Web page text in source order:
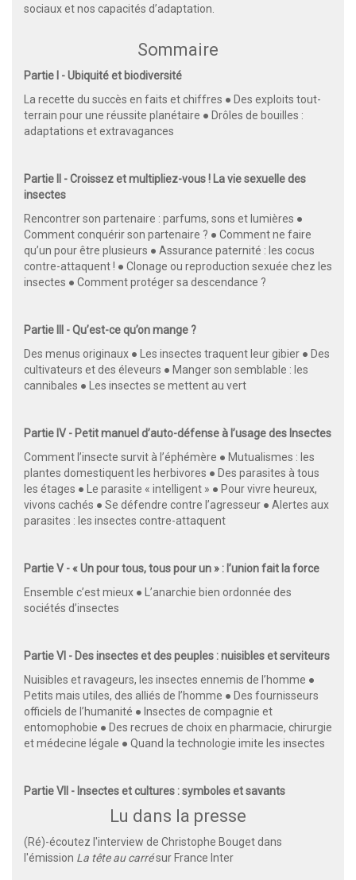
sociaux et nos capacités d’adaptation.
Sommaire
Partie I - Ubiquité et biodiversité
La recette du succès en faits et chiffres ● Des exploits tout-
terrain pour une réussite planétaire ● Drôles de bouilles :
adaptations et extravagances
Partie II - Croissez et multipliez-vous ! La vie sexuelle des
insectes
Rencontrer son partenaire : parfums, sons et lumières ●
Comment conquérir son partenaire ? ● Comment ne faire
qu’un pour être plusieurs ● Assurance paternité : les cocus
contre-attaquent ! ● Clonage ou reproduction sexuée chez les
insectes ● Comment protéger sa descendance ?
Partie III - Qu’est-ce qu’on mange ?
Des menus originaux ● Les insectes traquent leur gibier ● Des
cultivateurs et des éleveurs ● Manger son semblable : les
cannibales ● Les insectes se mettent au vert
Partie IV - Petit manuel d’auto-défense à l’usage des Insectes
Comment l’insecte survit à l’éphémère ● Mutualismes : les
plantes domestiquent les herbivores ● Des parasites à tous
les étages ● Le parasite « intelligent » ● Pour vivre heureux,
vivons cachés ● Se défendre contre l’agresseur ● Alertes aux
parasites : les insectes contre-attaquent
Partie V - « Un pour tous, tous pour un » : l’union fait la force
Ensemble c’est mieux ● L’anarchie bien ordonnée des
sociétés d’insectes
Partie VI - Des insectes et des peuples : nuisibles et serviteurs
Nuisibles et ravageurs, les insectes ennemis de l’homme ●
Petits mais utiles, des alliés de l’homme ● Des fournisseurs
officiels de l’humanité ● Insectes de compagnie et
entomophobie ● Des recrues de choix en pharmacie, chirurgie
et médecine légale ● Quand la technologie imite les insectes
Partie VII - Insectes et cultures : symboles et savants
Lu dans la presse
(Ré)-écoutez l'interview de Christophe Bouget dans
l'émission La tête au carrésur France Inter